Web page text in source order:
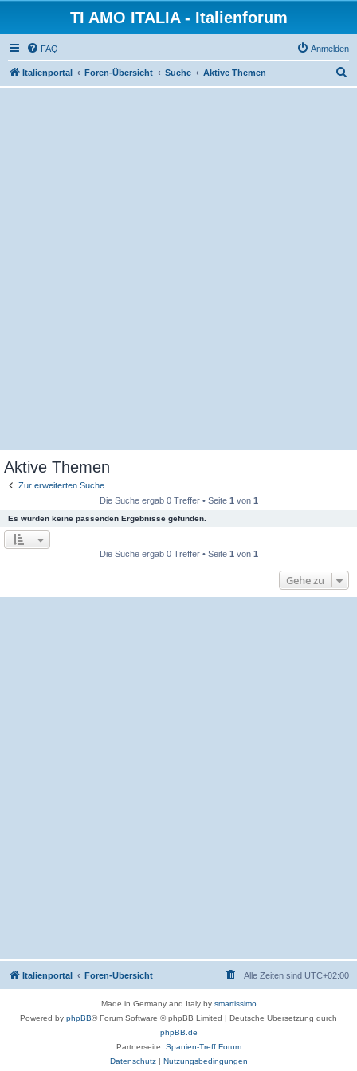
TI AMO ITALIA - Italienforum
FAQ Anmelden
Italienportal Foren-Übersicht Suche Aktive Themen
u
Aktive Themen
Zur erweiterten Suche
Die Suche ergab 0 Treffer • Seite 1 von 1
Es wurden keine passenden Ergebnisse gefunden.
Die Suche ergab 0 Treffer • Seite 1 von 1
Gehe zu
Italienportal Foren-Übersicht Alle Zeiten sind UTC+02:00
Made in Germany and Italy by smartissimo
Powered by phpBB® Forum Software © phpBB Limited | Deutsche Übersetzung durch
phpBB.de
Partnerseite: Spanien-Treff Forum
Datenschutz| Nutzungsbedingungen